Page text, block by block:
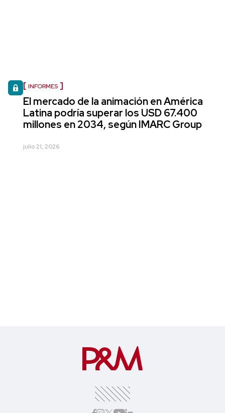
INFORMES
El mercado de la animación en América
Latina podría superar los USD 67.400
millones en 2034, según IMARC Group
julio 21, 2026